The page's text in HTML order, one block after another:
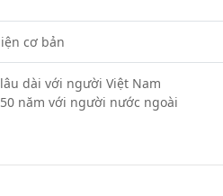
cơ bản
dài với người Việt Nam
năm với người nước ngoài